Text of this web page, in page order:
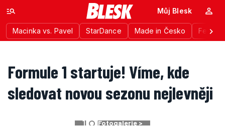
Macinka vs. Pavel StarDance Made in Česko
Můj Blesk
Formule 1 startuje! Víme, kde
sledovat novou sezonu nejlevněji
1
Fotogalerie >